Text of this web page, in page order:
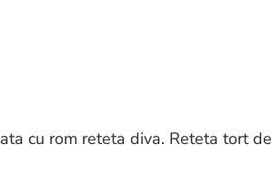
cu rom reteta diva. Reteta tort de